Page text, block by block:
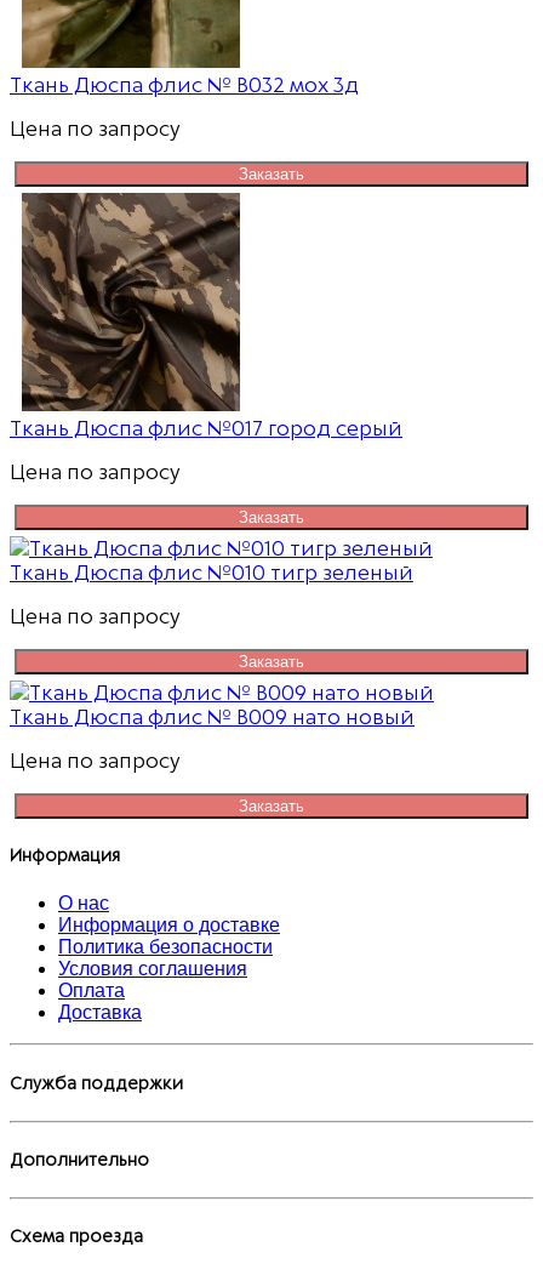
Ткань Дюспа флис № В032 мох 3д
Цена по запросу
Заказать
Ткань Дюспа флис №017 город серый
Цена по запросу
Заказать
Ткань Дюспа флис №010 тигр зеленый
Цена по запросу
Заказать
Ткань Дюспа флис № В009 нато новый
Цена по запросу
Заказать
Информация
О нас
Информация о доставке
Политика безопасности
Условия соглашения
Оплата
Доставка
Служба поддержки
Дополнительно
Схема проезда